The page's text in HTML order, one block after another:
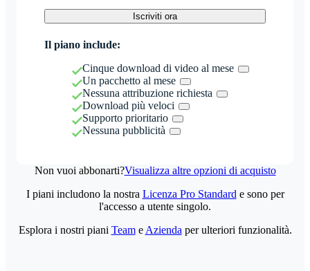
Iscriviti ora
Il piano include:
Cinque download di video al mese
Un pacchetto al mese
Nessuna attribuzione richiesta
Download più veloci
Supporto prioritario
Nessuna pubblicità
Non vuoi abbonarti?Visualizza altre opzioni di acquisto
I piani includono la nostra Licenza Pro Standard e sono per
l'accesso a utente singolo.
Esplora i nostri piani Teame Azienda per ulteriori funzionalità.